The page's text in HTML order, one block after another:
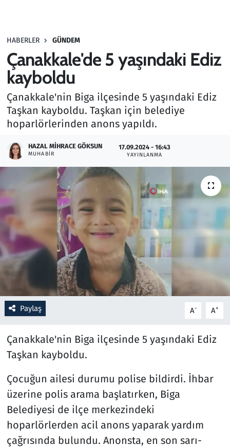
HABERLER GÜNDEM
Çanakkale'de 5 yaşındaki Ediz
kayboldu
Çanakkale'nin Biga ilçesinde 5 yaşındaki Ediz
Taşkan kayboldu. Taşkan için belediye
hoparlörlerinden anons yapıldı.
HAZAL MIHRACE GÖKSUN
MUHABIR
17.09.2024 - 16:43
YAYINLANMA
Paylaş A- A+
Çanakkale'nin Biga ilçesinde 5 yaşındaki Ediz
Taşkan kayboldu.
Çocuğun ailesi durumu polise bildirdi. İhbar
üzerine polis arama başlatırken, Biga
Belediyesi de ilçe merkezindeki
hoparlörlerden acil anons yaparak yardım
çağrısında bulundu. Anonsta, en son sarı-
Haber
Kültür Sanat
Kurumsal Haberler
Lezzet Durağı
Memur ve Kamu
Otomobil
Oyun
Ramazan
Resmi İlanlar
Rüya Tabirleri
Sağlık
Savunma Sanayi
Seçim 2023
Spor
Teknoloji ve Bilim
Televizyon